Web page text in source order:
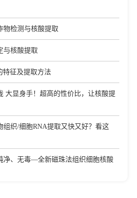
物检测与核酸提取
与核酸提取
特征及提取方法
大显身手！超高的性价比，让核酸提
组织/细胞RNA提取又快又好？看这
净、无毒—全新磁珠法组织细胞核酸